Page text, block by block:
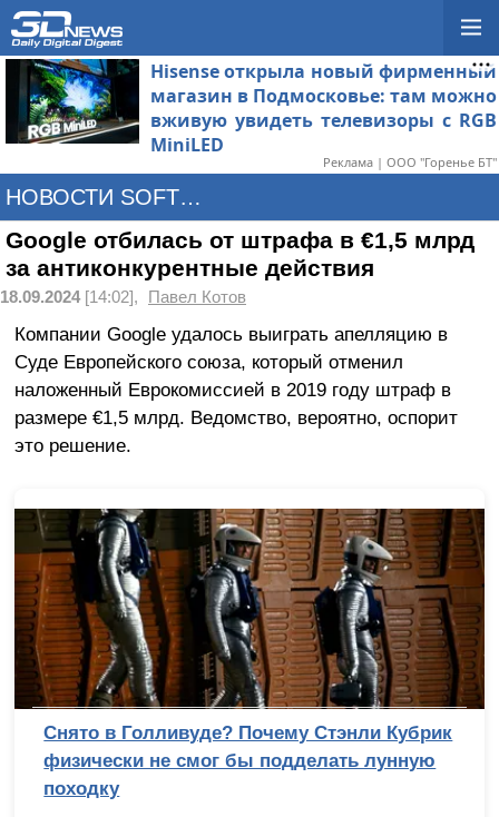
Hisense открыла новый фирменный
магазин в Подмосковье: там можно
вживую увидеть телевизоры с RGB
MiniLED
Реклама | ООО "Горенье БТ"
НОВОСТИ SOFTWARE
Google отбилась от штрафа в €1,5 млрд
за антиконкурентные действия
18.09.2024[14:02], Павел Котов
Компании Google удалось выиграть апелляцию в
Суде Европейского союза, который отменил
наложенный Еврокомиссией в 2019 году штраф в
размере €1,5 млрд. Ведомство, вероятно, оспорит
это решение.
Снято в Голливуде? Почему Стэнли Кубрик
физически не смог бы подделать лунную
походку